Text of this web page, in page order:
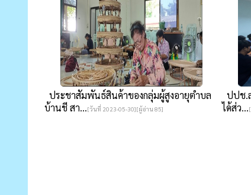
ประชาสัมพันธ์สินค้าของกลุ่มผู้สูงอายุตำบล
บ้านชี สา...[วันที่ 2023-05-30][ผู้อ่าน 85]
ปปช.
ได้ส่ว...